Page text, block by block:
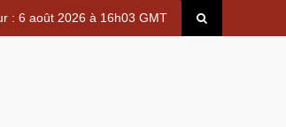
: 6 août 2026 à 16h03 GMT